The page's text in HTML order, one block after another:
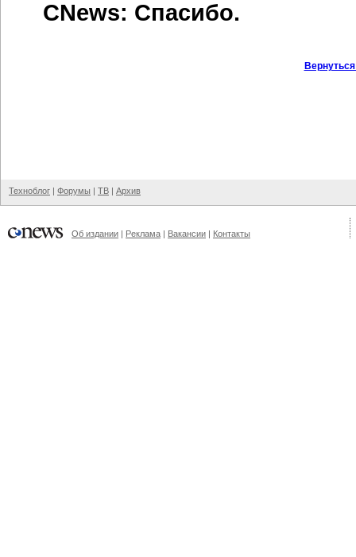
CNews: Спасибо.
Техноблог | Форумы | ТВ | Архив
Об издании | Реклама | Вакансии | Контакты